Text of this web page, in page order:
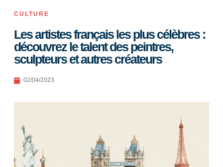
CULTURE
Les artistes français les plus célèbres :
découvrez le talent des peintres,
sculpteurs et autres créateurs
02/04/2023